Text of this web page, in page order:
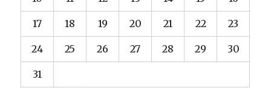
17 18 19 20 21 22 23
24 25 26 27 28 29 30
31